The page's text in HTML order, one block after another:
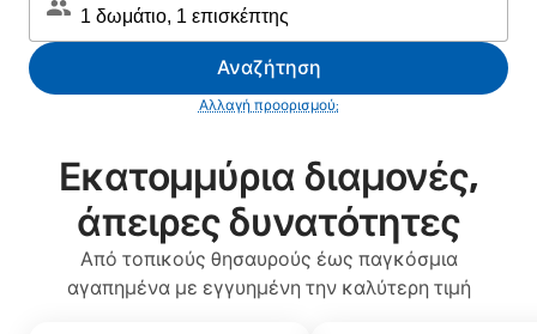
Αναζήτηση
Αλλαγή προορισμού;
Εκατομμύρια διαμονές,
άπειρες δυνατότητες
Από τοπικούς θησαυρούς έως παγκόσμια
αγαπημένα με εγγυημένη την καλύτερη τιμή